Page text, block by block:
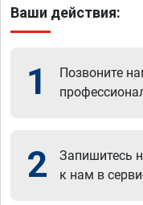
Ваши действия:
1 Позвоните
2
Запишитесь
к нам в